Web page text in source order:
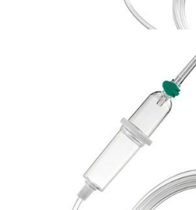
Bezpieczna linia naczyniowa
Zestaw do infuzji dożylnych
regulatorem przepływu